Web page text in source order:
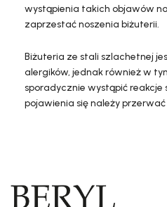
wystąpienia takich objawów
zaprzestać noszenia biżuterii.
Biżuteria ze stali szlachetnej
alergików, jednak również w
sporadycznie wystąpić reakcje
pojawienia się należy